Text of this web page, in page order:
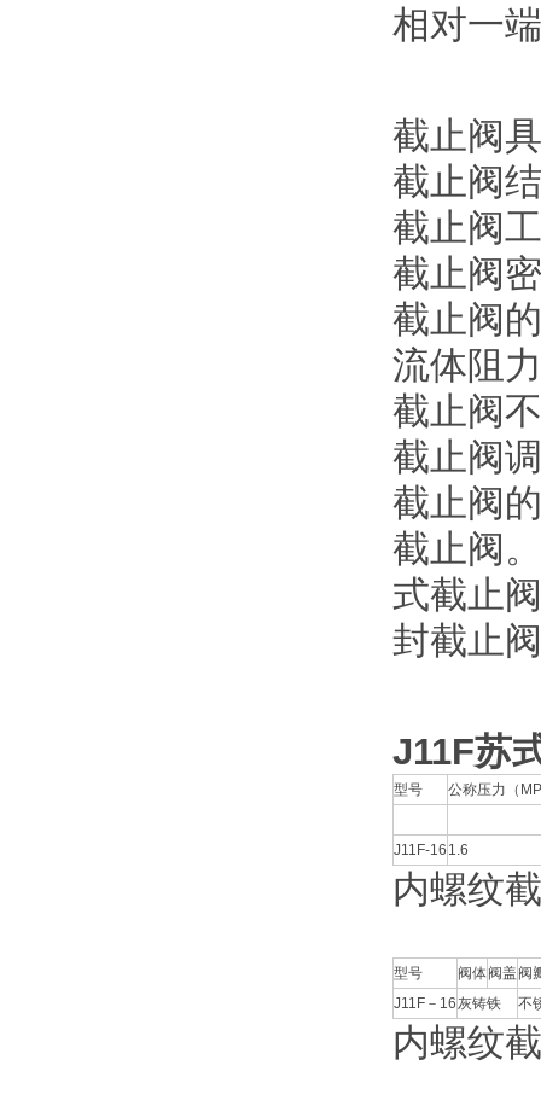
相对一
截止阀
截止阀
截止阀
截止阀
截止阀
流体阻
截止阀
截止阀
截止阀
截止阀
式截止
封截止
J11F苏
型号 公称压力（
J11F-16 1.6
内螺纹
型号 阀体阀盖 阀
J11F－16灰铸铁 不
内螺纹